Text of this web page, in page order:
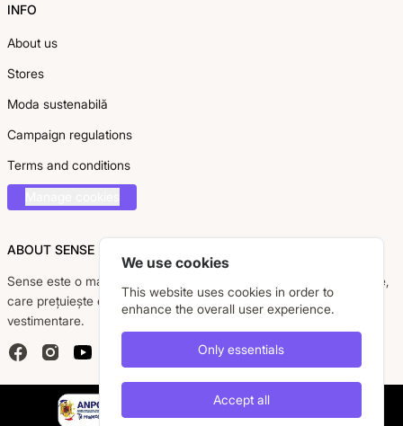
INFO
About us
Stores
Moda sustenabilă
Campaign regulations
Terms and conditions
ABOUT SENSE
Sense este o marcă românească dedicată femeii moderne, active,
care prețuiește eleganța, confortul și calitatea pieselor
vestimentare.
FacebookInstagramYouTube
We use cookies
This website uses cookies in order to
enhance the overall user experience.
Only essentials
Accept all